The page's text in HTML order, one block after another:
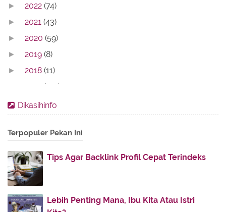
► 2022 (74)
► 2021 (43)
► 2020 (59)
► 2019 (8)
► 2018 (11)
(142)
► 2016(11)
► 2012(86)
▼ 2011
► November
►
► July(51)
Dikasihinfo
Terpopuler Pekan Ini
Tips Agar Backlink Profil Cepat Terindeks
Lebih Penting Mana, Ibu Kita Atau Istri